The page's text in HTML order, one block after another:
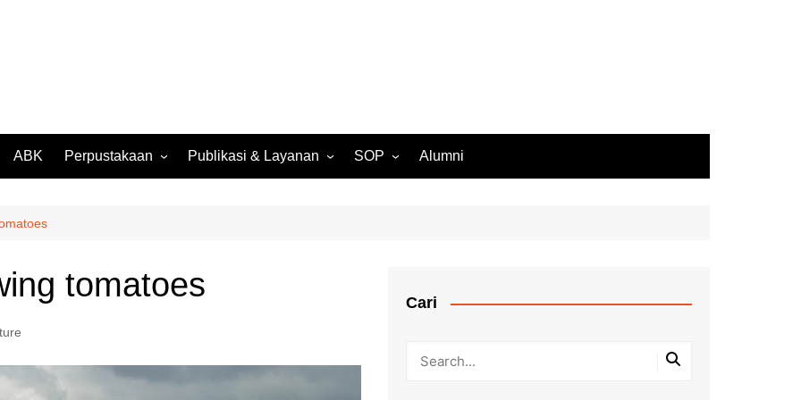
ABK Perpustakaan Publikasi & Layanan
RKAS BOS T.A. 2024
SOP
Pengambilan Rapor
Transkrip Nilai
Alumni
tomatoes Cari